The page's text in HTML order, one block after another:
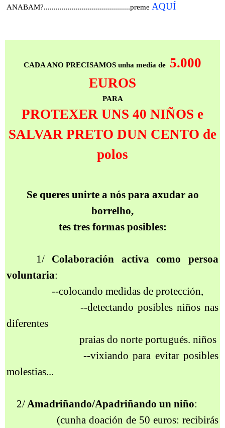
ANABAM?...........................................preme AQUÍ
CADA ANO PRECISAMOS unha media de 5.000
EUROS
PARA
PROTEXER UNS 40 NIÑOS e
SALVAR PRETO DUN CENTO de
polos
Se queres unirte a nós para axudar ao
borrelho,
tes tres formas posibles:
1/ Colaboración activa como persoa
voluntaria:
--colocando medidas de protección,
--detectando posibles niños nas
diferentes
praias do norte portugués. niños
--vixiando para evitar posibles
molestias...
2/ Amadriñando/Apadriñando un niño:
(cunha doación de 50 euros: recibirás